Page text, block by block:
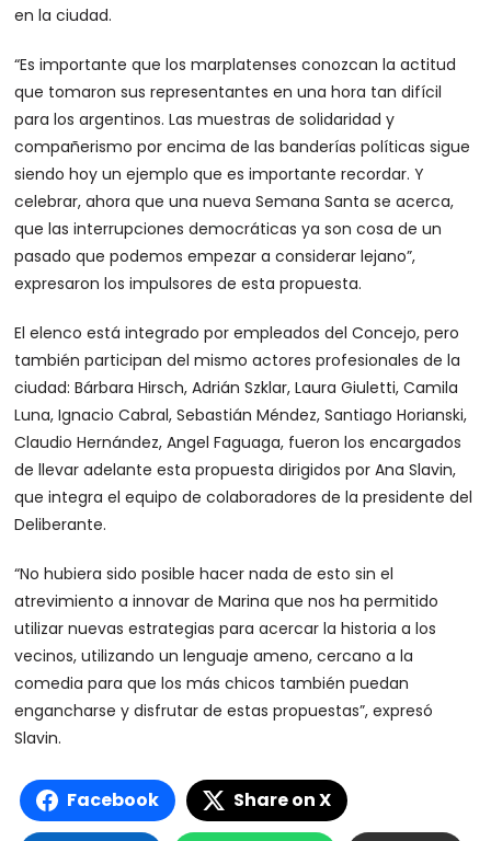
en la ciudad.
“Es importante que los marplatenses conozcan la actitud
que tomaron sus representantes en una hora tan difícil
para los argentinos. Las muestras de solidaridad y
compañerismo por encima de las banderías políticas sigue
siendo hoy un ejemplo que es importante recordar. Y
celebrar, ahora que una nueva Semana Santa se acerca,
que las interrupciones democráticas ya son cosa de un
pasado que podemos empezar a considerar lejano”,
expresaron los impulsores de esta propuesta.
El elenco está integrado por empleados del Concejo, pero
también participan del mismo actores profesionales de la
ciudad: Bárbara Hirsch, Adrián Szklar, Laura Giuletti, Camila
Luna, Ignacio Cabral, Sebastián Méndez, Santiago Horianski,
Claudio Hernández, Angel Faguaga, fueron los encargados
de llevar adelante esta propuesta dirigidos por Ana Slavin,
que integra el equipo de colaboradores de la presidente del
Deliberante.
“No hubiera sido posible hacer nada de esto sin el
atrevimiento a innovar de Marina que nos ha permitido
utilizar nuevas estrategias para acercar la historia a los
vecinos, utilizando un lenguaje ameno, cercano a la
comedia para que los más chicos también puedan
engancharse y disfrutar de estas propuestas”, expresó
Slavin.
Facebook Share on X